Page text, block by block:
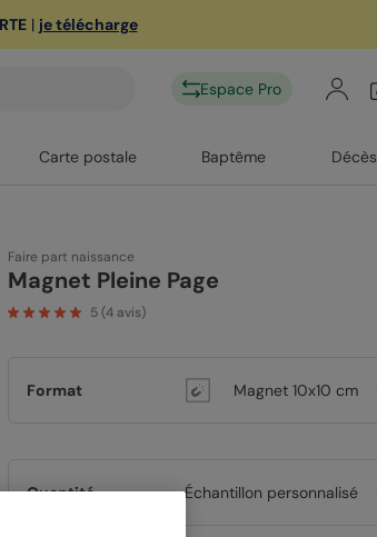
| je télécharge
Espace Pro
Carte postale Baptême Décès
Faire part naissance
Magnet Pleine Page
5(4 avis)
Format Magnet 10x10 cm
Quantité Échantillon personnalisé